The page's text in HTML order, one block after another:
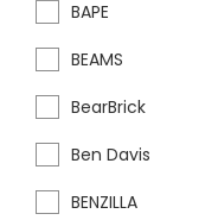
BAPE
BEAMS
BearBrick
Ben Davis
BENZILLA